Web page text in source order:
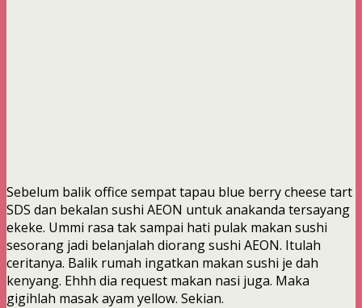
Sebelum balik office sempat tapau blue berry cheese tart
SDS dan bekalan sushi AEON untuk anakanda tersayang
ekeke. Ummi rasa tak sampai hati pulak makan sushi
sesorang jadi belanjalah diorang sushi AEON. Itulah
ceritanya. Balik rumah ingatkan makan sushi je dah
kenyang. Ehhh dia request makan nasi juga. Maka
gigihlah masak ayam yellow. Sekian.